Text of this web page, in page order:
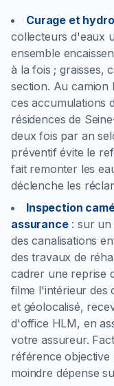
Curage et
collecteurs d'eaux
ensemble
à la fois ; graisses,
section. Au camion
ces accumulations
résidences de
deux fois par an
préventif évite le
fait remonter les
déclenche les
Inspection
assurance:sur un
des canalisations
des travaux de
cadrer une reprise
filme l'intérieur des
et géolocalisé,
d'office HLM, en
votre assureur.
référence
moindre dépense